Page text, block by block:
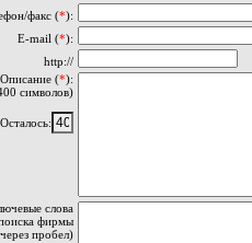
факс (*):
E-mail (*):
http://
Описание (*):
символов)
Осталось:
слова
фирмы
пробел)